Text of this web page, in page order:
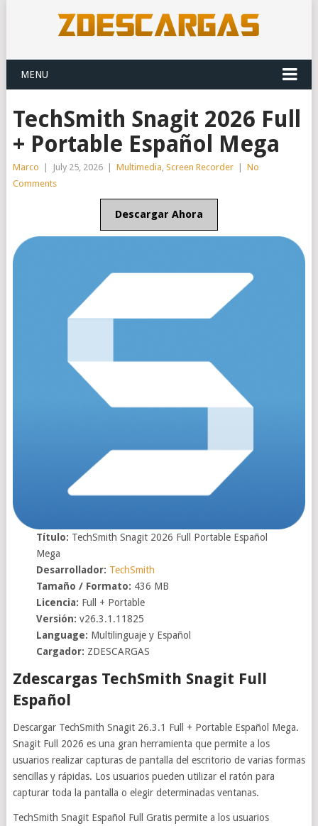
MENU
TechSmith Snagit 2026 Full
+ Portable Español Mega
Marco July 25, 2026 Multimedia, Screen Recorder
No
Comments
Descargar Ahora
Título: TechSmith Snagit 2026 Full Portable Español
Mega
Desarrollador: TechSmith
Tamaño / Formato: 436 MB
Licencia: Full + Portable
Versión: v26.3.1.11825
Language: Multilinguaje y Español
Cargador: ZDESCARGAS
Zdescargas TechSmith Snagit Full
Español
Descargar TechSmith Snagit 26.3.1 Full + Portable Español Mega.
Snagit Full 2026 es una gran herramienta que permite a los
usuarios realizar capturas de pantalla del escritorio de varias formas
sencillas y rápidas. Los usuarios pueden utilizar el ratón para
capturar toda la pantalla o elegir determinadas ventanas.
TechSmith Snagit Español Full Gratis permite a los usuarios